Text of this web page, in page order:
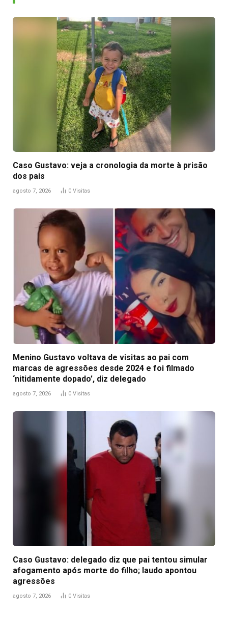
Caso Gustavo: veja a cronologia da morte à prisão
dos pais
agosto 7, 2026 0 Visitas
Menino Gustavo voltava de visitas ao pai com
marcas de agressões desde 2024 e foi filmado
‘nitidamente dopado’, diz delegado
agosto 7, 2026 0 Visitas
Caso Gustavo: delegado diz que pai tentou simular
afogamento após morte do filho; laudo apontou
agressões
agosto 7, 2026 0 Visitas